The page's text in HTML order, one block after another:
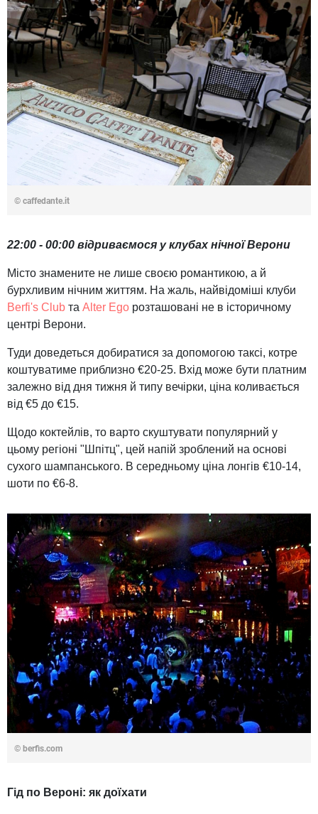
© caffedante.it
22:00 - 00:00 відриваємося у клубах нічної Верони
Місто знамените не лише своєю романтикою, а й
бурхливим нічним життям. На жаль, найвідоміші клуби
Berfi's Club та Alter Ego розташовані не в історичному
центрі Верони.
Туди доведеться добиратися за допомогою таксі, котре
коштуватиме приблизно €20-25. Вхід може бути платним
залежно від дня тижня й типу вечірки, ціна коливається
від €5 до €15.
Щодо коктейлів, то варто скуштувати популярний у
цьому регіоні "Шпітц", цей напій зроблений на основі
сухого шампанського. В середньому ціна лонгів €10-14,
шоти по €6-8.
© berfis.com
Гід по Вероні: як доїхати